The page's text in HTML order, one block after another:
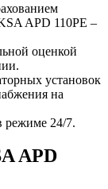
APD 110PE –
оценкой
установок
на
режиме 24/7.
APD